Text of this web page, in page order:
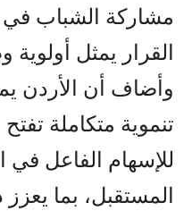
مشاركة الشباب في
القرار يمثل أولوية
وأضاف أن
تنموية متكاملة
للإسهام الفاعل في
المستقبل، بما